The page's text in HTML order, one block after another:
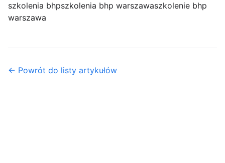
szkolenia bhpszkolenia bhp warszawaszkolenie bhp
warszawa
← Powrót do listy artykułów